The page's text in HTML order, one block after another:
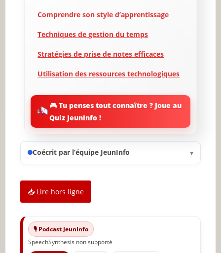
Comprendre son style d’apprentissage
Techniques de gestion du temps
Stratégies de prise de notes efficaces
Utilisation des ressources technologiques
L’importance de la pratique active
Techniques de mémorisation efficaces
Conclusion et appel à l’action
Articles recommandés
🎮 Tu penses tout connaître ? Joue au
Quiz JeunInfo !
Coécrit par l’équipe JeunInfo ▾
📥 Lire hors ligne
🎙️ Podcast JeunInfo
SpeechSynthesis non supporté